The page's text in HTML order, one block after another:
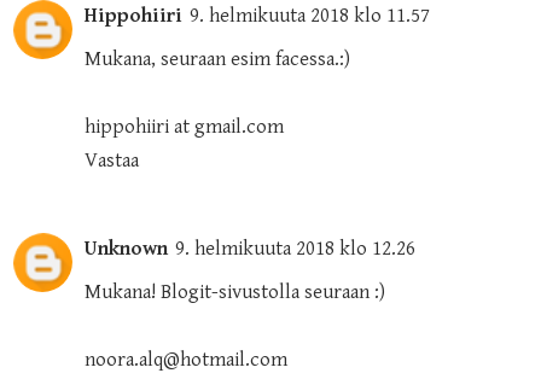
Hippohiiri 9. helmikuuta 2018 klo 11.57
Mukana, seuraan esim facessa.:)
hippohiiri at gmail.com
Vastaa
Unknown 9. helmikuuta 2018 klo 12.26
Mukana! Blogit-sivustolla seuraan :)
noora.alq@hotmail.com